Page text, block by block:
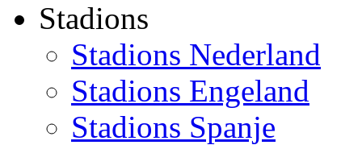
Stadions
Stadions Nederland
Stadions Engeland
Stadions Spanje